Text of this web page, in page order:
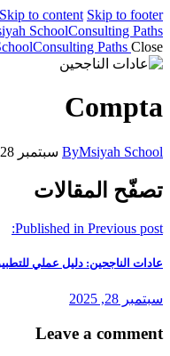
Skip to content Skip to footer
SchoolConsulting Paths
Consulting Paths Close
Compta
ByMsiyah School سبتمبر 28, 2025
تصفّح المقالات
Published in Previous post:
عادات الناجحين: دليل عملي
سبتمبر 28, 2025
Leave a comment